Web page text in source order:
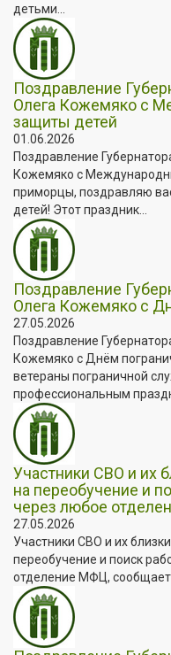
детьми...
Поздравление
Олега Кожемяко с
защиты детей
01.06.2026
Поздравление
Кожемяко с
приморцы, поздравляю
детей! Этот праздник...
Поздравление
Олега Кожемяко с
27.05.2026
Поздравление
Кожемяко с Днём
ветераны пограничной
профессиональным
Участники СВО и их
на переобучение и
через любое
27.05.2026
Участники СВО и их
переобучение и поиск
отделение МФЦ, сообщает...